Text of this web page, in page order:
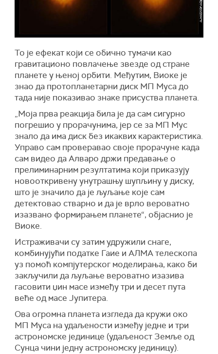
То је ефекат који се обично тумачи као
гравитационо повлачење звезде од стране
планете у њеној орбити. Међутим, Виоке је
знао да протопланетарни диск МП Муса до
тада није показивао знаке присуства планета.
„Моја прва реакција била је да сам сигурно
погрешио у прорачунима, јер се за МП Мус
знало да има диск без икаквих карактеристика.
Управо сам проверавао своје прорачуне када
сам видео даАлваро држи предавање о
прелиминарним резултатима који приказују
новооткривену унутрашњу шупљину у диску,
што је значило да је љуљање које сам
детектовао стварно и да је врло вероватно
изазвано формирањем планете“, објаснио је
Виоке.
Истраживачи су затим удружили снаге,
комбинујући податке Гаие и АЛМА телескопа
уз помоћ компјутерског моделирања, како би
закључили да љуљање вероватно изазива
гасовити џин масе између три и десет пута
веће од масе Јупитера.
Ова огромна планета изгледа да кружи око
МП Муса на удаљености између једне и три
астрономске јединице (удаљеност Земље од
Сунца чини једну астрономску јединицу).